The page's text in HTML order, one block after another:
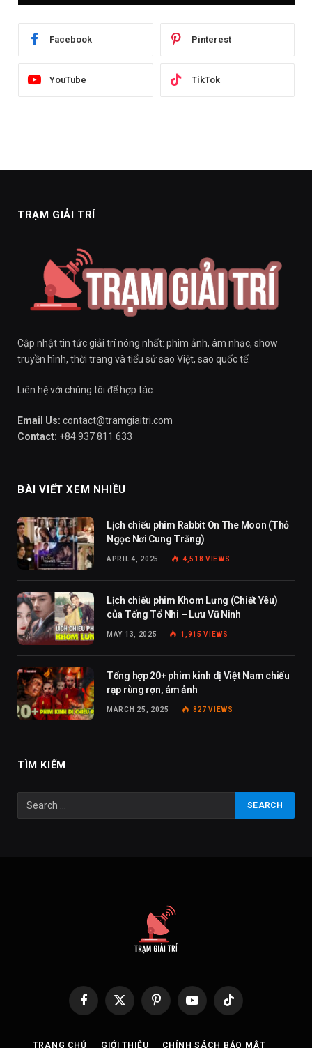
Facebook Pinterest
YouTube TikTok
TRẠM GIẢI TRÍ
Cập nhật tin tức giải trí nóng nhất: phim ảnh, âm nhạc, show
truyền hình, thời trang và tiểu sử sao Việt, sao quốc tế.
Liên hệ với chúng tôi để hợp tác.
Email Us: contact@tramgiaitri.com
Contact: +84 937 811 633
BÀI VIẾT XEM NHIỀU
Lịch chiếu phim Rabbit On The Moon (Thỏ
Ngọc Nơi Cung Trăng)
APRIL 4, 2025 4,518VIEWS
Lịch chiếu phim Khom Lưng (Chiết Yêu)
của Tống Tổ Nhi – Lưu Vũ Ninh
MAY 13, 2025 1,915VIEWS
Tổng hợp 20+ phim kinh dị Việt Nam chiếu
rạp rùng rợn, ám ảnh
MARCH 25, 2025 827VIEWS
TÌM KIẾM
Facebook
X
PinterestYouTubeTikTok
TRANG CHỦ GIỚI THIỆU CHÍNH SÁCH BẢO MẬT